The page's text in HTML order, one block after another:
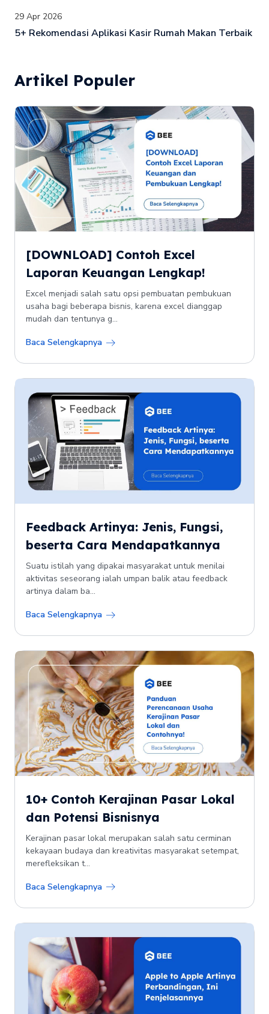
29 Apr 2026
5+ Rekomendasi Aplikasi Kasir Rumah Makan Terbaik
Artikel Populer
[DOWNLOAD] Contoh Excel
Laporan Keuangan Lengkap!
Excel menjadi salah satu opsi pembuatan pembukuan
usaha bagi beberapa bisnis, karena excel dianggap
mudah dan tentunya g...
Baca Selengkapnya
Feedback Artinya: Jenis, Fungsi,
beserta Cara Mendapatkannya
Suatu istilah yang dipakai masyarakat untuk menilai
aktivitas seseorang ialah umpan balik atau feedback
artinya dalam ba...
Baca Selengkapnya
10+ Contoh Kerajinan Pasar Lokal
dan Potensi Bisnisnya
Kerajinan pasar lokal merupakan salah satu cerminan
kekayaan budaya dan kreativitas masyarakat setempat,
merefleksikan t...
Baca Selengkapnya